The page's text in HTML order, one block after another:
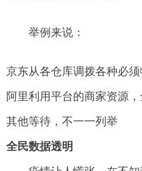
举例来说：
京东从各仓库调拨各种必须
阿里利用平台的商家资源
其他等待，不一一列举
全民数据透明